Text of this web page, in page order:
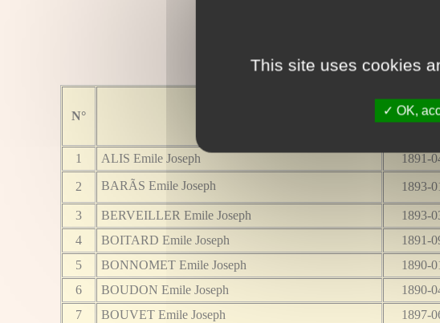
Nous avons
N°
1 ALIS Emile Joseph 1891-
2 BARÃS Emile Joseph 1893-
3 BERVEILLER Emile Joseph 1893-
4
BOITARD Emile Joseph 1891-
5
BONNOMET Emile Joseph 1890-
6
BOUDON Emile Joseph 1890-
7
BOUVET Emile Joseph 1897-
This site uses cookies
OK,